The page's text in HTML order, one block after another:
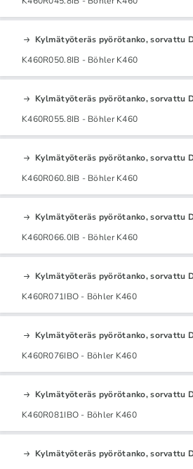
Kylmätyöteräs pyörötanko, sorvattu
K460R050.8IB - Böhler K460
Kylmätyöteräs pyörötanko, sorvattu
K460R055.8IB - Böhler K460
Kylmätyöteräs pyörötanko, sorvattu
K460R060.8IB - Böhler K460
Kylmätyöteräs pyörötanko, sorvattu
K460R066.0IB - Böhler K460
Kylmätyöteräs pyörötanko, sorvattu
K460R071IBO - Böhler K460
Kylmätyöteräs pyörötanko, sorvattu
K460R076IBO - Böhler K460
Kylmätyöteräs pyörötanko, sorvattu
K460R081IBO - Böhler K460
Kylmätyöteräs pyörötanko, sorvattu